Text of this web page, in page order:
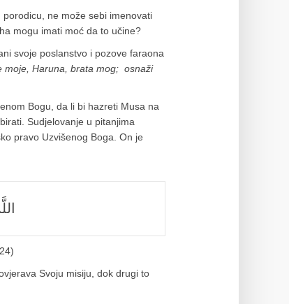
ne može sebi imenovati
mogu imati moć da to učine?
svoje poslanstvo i pozove faraona
moje, Haruna, brata mog; osnaži
Bogu, da li bi hazreti Musa na
Sudjelovanje u pitanjima
pravo Uzvišenog Boga. On je
Svoju misiju, dok drugi to